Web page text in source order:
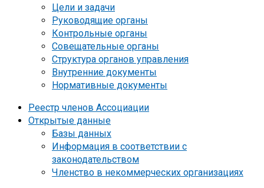
Цели и задачи
Руководящие органы
Контрольные органы
Совещательные органы
Структура органов управления
Внутренние документы
Нормативные документы
Реестр членов Ассоциации
Открытые данные
Базы данных
Информация в соответствии с
законодательством
Членство в некоммерческих организациях